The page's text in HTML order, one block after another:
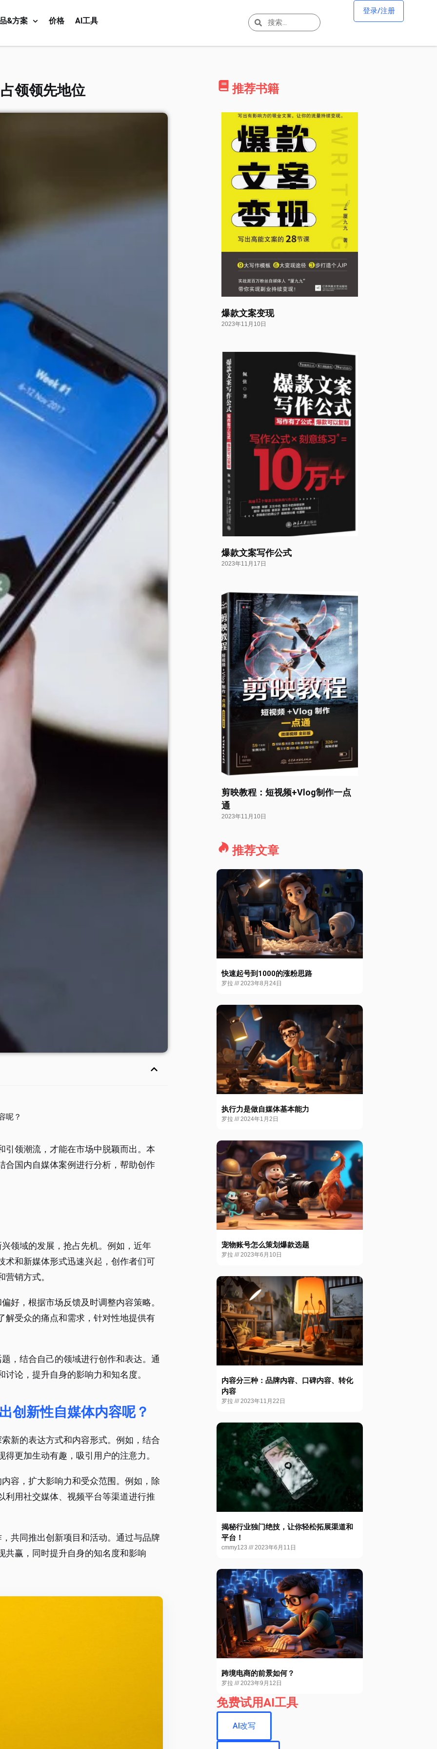
&方案 价格 AI工具
登录/注册
领领先地位
呢？
引领潮流，才能在市场中脱颖而出。本
合国内自媒体案例进行分析，帮助创作
领域的发展，抢占先机。例如，近年
术和新媒体形式迅速兴起，创作者们可
销方式。
好，根据市场反馈及时调整内容策略。
解受众的痛点和需求，针对性地提供有
，结合自己的领域进行创作和表达。通
论，提升自身的影响力和知名度。
创新性自媒体内容呢？
新的表达方式和内容形式。例如，结合
更加生动有趣，吸引用户的注意力。
容，扩大影响力和受众范围。例如，除
利用社交媒体、视频平台等渠道进行推
共同推出创新项目和活动。通过与品牌
共赢，同时提升自身的知名度和影响
推荐书籍
爆款文案变现
2023年11月10日
爆款文案写作公式
2023年11月17日
剪映教程：短视频+Vlog制作一点
通
2023年11月10日
推荐文章
快速起号到1000的涨粉思路
罗拉 2023年8月24日
执行力是做自媒体基本能力
罗拉 2024年1月2日
宠物账号怎么策划爆款选题
罗拉 2023年6月10日
内容分三种：品牌内容、口碑内容、转化
内容
罗拉 2023年11月22日
揭秘行业独门绝技，让你轻松拓展渠道和
平台！
cmmy123 2023年6月11日
跨境电商的前景如何？
罗拉 2023年9月12日
免费试用AI工具
AI改写